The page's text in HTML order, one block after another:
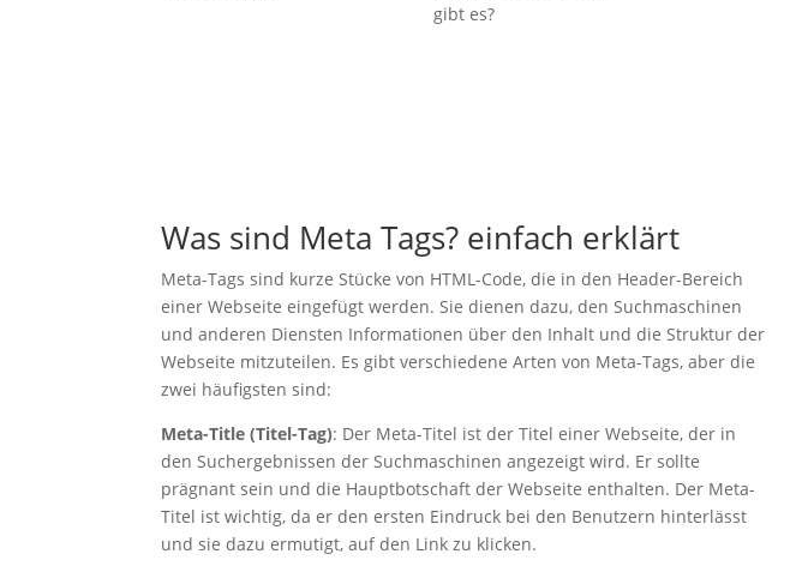
gibt es?
Was sind Meta Tags? einfach erklärt
Meta-Tags sind kurze Stücke von HTML-Code, die in den Header-Bereich
einer Webseite eingefügt werden. Sie dienen dazu, den Suchmaschinen
und anderen Diensten Informationen über den Inhalt und die Struktur der
Webseite mitzuteilen. Es gibt verschiedene Arten von Meta-Tags, aber die
zwei häufigsten sind:
Meta-Title (Titel-Tag): Der Meta-Titel ist der Titel einer Webseite, der in
den Suchergebnissen der Suchmaschinen angezeigt wird. Er sollte
prägnant sein und die Hauptbotschaft der Webseite enthalten. Der Meta-
Titel ist wichtig, da er den ersten Eindruck bei den Benutzern hinterlässt
und sie dazu ermutigt, auf den Link zu klicken.